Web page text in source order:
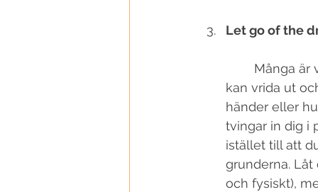
Let go of the
kan vrida ut
händer eller
tvingar in dig i
istället till att
grunderna.
och fysiskt),